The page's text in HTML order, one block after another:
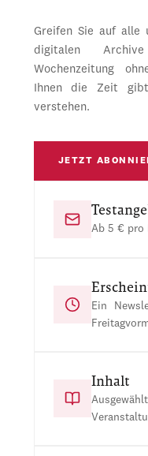
Greifen Sie auf alle
digitalen
Wochenzeitung
Ihnen die Zeit
verstehen.
JETZT
Ab 5 € pro
Ein
Inhalt